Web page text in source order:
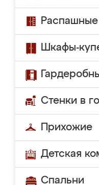
Шкафы-
Стенки в
Прихожие
Детская
Спальни